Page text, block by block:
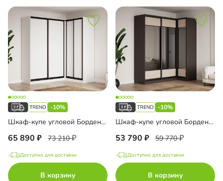
-10%
Шкаф-купе угловой Борден-6-6 1600
65 890 73 210
Доступно для доставки
В корзину
-10%
Шкаф-купе угловой Борден-5-1 1100
53 790 59 770
Доступно для доставки
В корзину